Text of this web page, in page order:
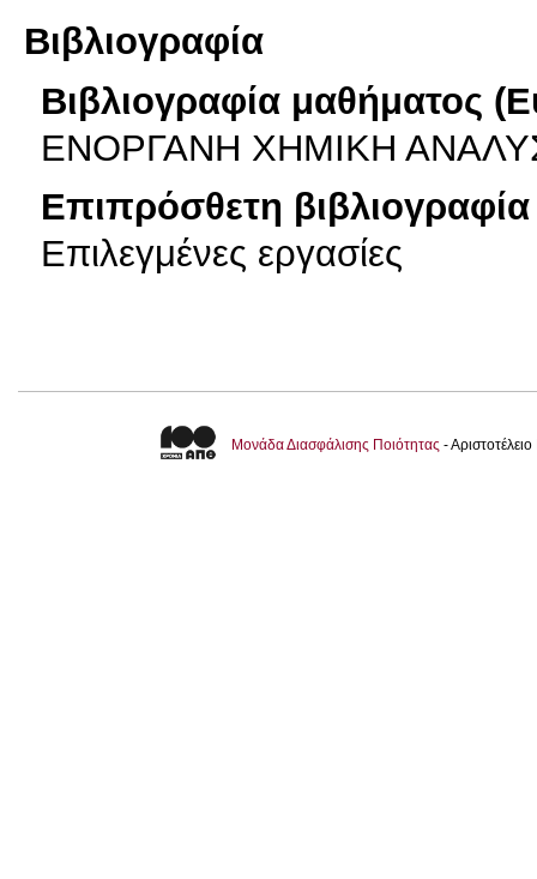
Βιβλιογραφία
Βιβλιογραφία μαθήματος
ΕΝΟΡΓΑΝΗ ΧΗΜΙΚΗ
Επιπρόσθετη βιβλιογραφία
Επιλεγμένες εργασίες
Μονάδα Διασφάλισης Ποιότητας -